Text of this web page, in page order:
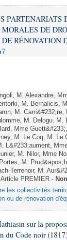
DE
RÉNOVATION
M. Alexandre,
M. Bernalicis,
M.
M. Delogu, M.
Mme
M. Le Coq, M. Le
L&#233;aument,
M. Nilor, Mme
M.
Terrenoir, M.
Article PREMIER -
les collectivités
ou de rénovation
sur la
du Code noir